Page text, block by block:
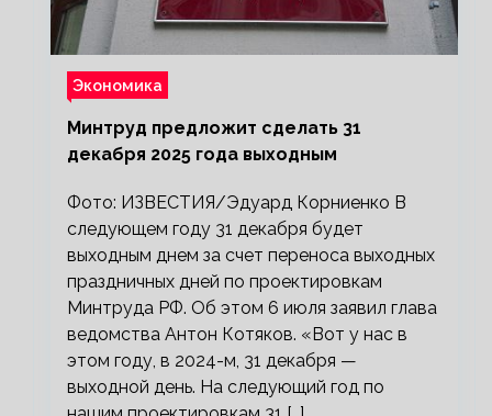
Экономика
Минтруд предложит сделать 31
декабря 2025 года выходным
Фото: ИЗВЕСТИЯ/Эдуард Корниенко В
следующем году 31 декабря будет
выходным днем за счет переноса выходных
праздничных дней по проектировкам
Минтруда РФ. Об этом 6 июля заявил глава
ведомства Антон Котяков. «Вот у нас в
этом году, в 2024-м, 31 декабря —
выходной день. На следующий год по